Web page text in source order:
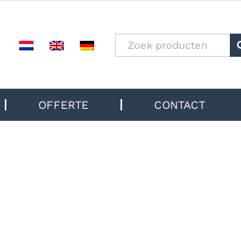
Zoeken
naar:
OFFERTE CONTACT